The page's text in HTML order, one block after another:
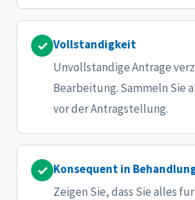
✓ Vollstandigkeit
Unvollstandige Antrage
Bearbeitung. Sammeln Sie
vor der Antragstellung.
✓ Konsequent in
Zeigen Sie, dass Sie alles